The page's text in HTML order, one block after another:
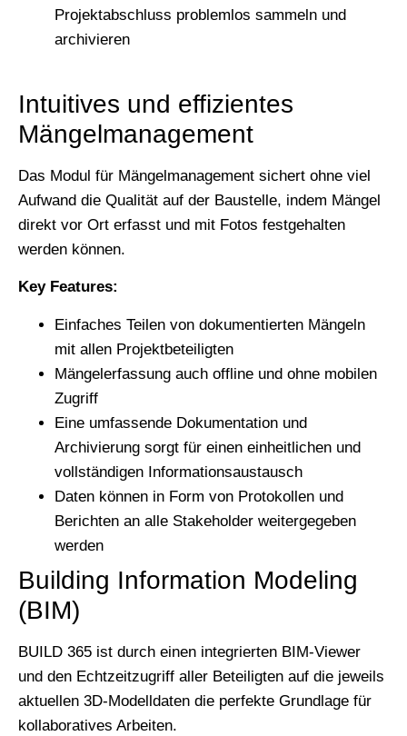
Projektabschluss problemlos sammeln und
archivieren
Intuitives und effizientes
Mängelmanagement
Das Modul für Mängelmanagement sichert ohne viel
Aufwand die Qualität auf der Baustelle, indem Mängel
direkt vor Ort erfasst und mit Fotos festgehalten
werden können.
Key Features:
Einfaches Teilen von dokumentierten Mängeln
mit allen Projektbeteiligten
Mängelerfassung auch offline und ohne mobilen
Zugriff
Eine umfassende Dokumentation und
Archivierung sorgt für einen einheitlichen und
vollständigen Informationsaustausch
Daten können in Form von Protokollen und
Berichten an alle Stakeholder weitergegeben
werden
Building Information Modeling
(BIM)
BUILD 365 ist durch einen integrierten BIM-Viewer
und den Echtzeitzugriff aller Beteiligten auf die jeweils
aktuellen 3D-Modelldaten die perfekte Grundlage für
kollaboratives Arbeiten.